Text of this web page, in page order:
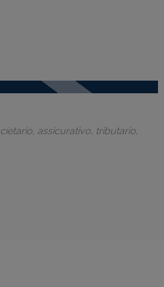
assicurativo, tributario,